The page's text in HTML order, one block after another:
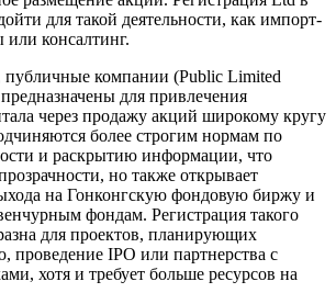
для такой деятельности, как импорт-
или консалтинг.
публичные компании (Public Limited
для привлечения
через продажу акций широкому кругу
более строгим нормам по
и раскрытию информации, что
но также открывает
на Гонконгскую фондовую биржу и
фондам. Регистрация такого
для проектов, планирующих
проведение IPO или партнерства с
хотя и требует больше ресурсов на